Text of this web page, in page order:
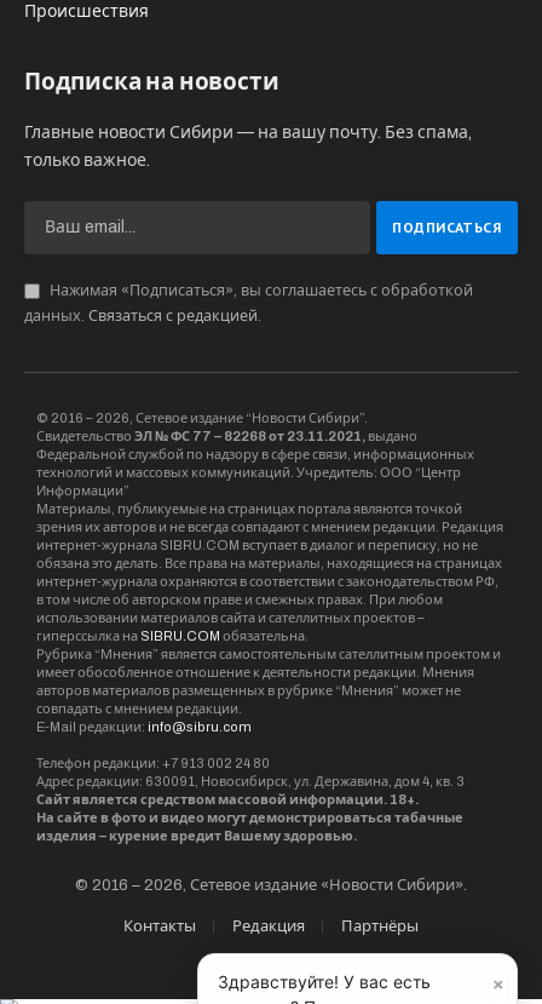
Происшествия
Подписка на новости
Главные новости Сибири — на вашу почту. Без спама,
только важное.
Нажимая «Подписаться», вы соглашаетесь с обработкой
данных. Связаться с редакцией
© 2016 – 2026, Сетевое издание “Новости Сибири”.
Свидетельство ЭЛ № ФС 77 – 82268 от 23.11.2021, выдано
Федеральной службой по надзору в сфере связи, информационных
технологий и массовых коммуникаций. Учредитель: ООО “Центр
Информации”
Материалы, публикуемые на страницах портала являются точкой
зрения их авторов и не всегда совпадают с мнением редакции. Редакция
интернет-журнала SIBRU.COM вступает в диалог и переписку, но не
обязана это делать. Все права на материалы, находящиеся на страницах
интернет-журнала охраняются в соответствии с законодательством РФ,
в том числе об авторском праве и смежных правах. При любом
использовании материалов сайта и сателлитных проектов –
гиперссылка на SIBRU.COM обязательна.
Рубрика “Мнения” является самостоятельным сателлитным проектом и
имеет обособленное отношение к деятельности редакции. Мнения
авторов материалов размещенных в рубрике “Мнения” может не
совпадать с мнением редакции.
E-Mail редакции: info@sibru.com
Телефон редакции: +7 913 002 24 80
Адрес редакции: 630091, Новосибирск, ул. Державина, дом 4, кв. 3
Сайт является средством массовой информации. 18+.
На сайте в фото и видео могут демонстрироваться табачные
изделия – курение вредит Вашему здоровью.
© 2016 – 2026, Сетевое издание «Новости Сибири».
Контакты Редакция Партнёры
×
Здравствуйте! У вас есть